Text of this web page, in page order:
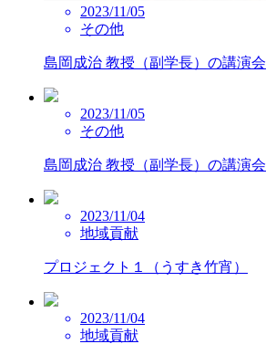
2023/11/05
その他
島岡成治 教授（副学長）の講演会
2023/11/05
その他
島岡成治 教授（副学長）の講演会
2023/11/04
地域貢献
プロジェクト１（うすき竹宵）
2023/11/04
地域貢献